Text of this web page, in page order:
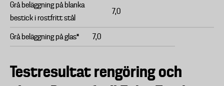
Grå beläggning på blanka
bestick i rostfritt stål
7,0
Grå beläggning på glas* 7,0
Testresultat rengöring och